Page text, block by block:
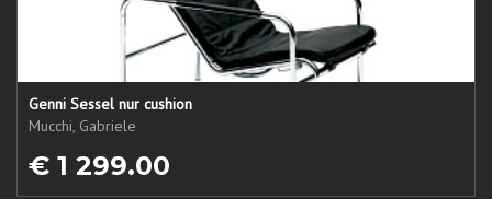
Genni Sessel nur cushion
Mucchi, Gabriele
€ 1 299.00